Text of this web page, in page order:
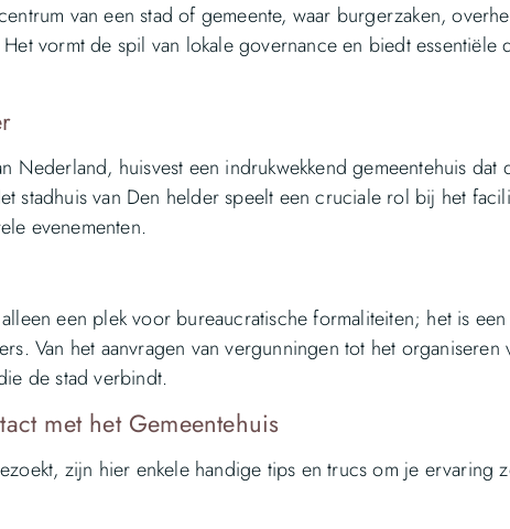
van een stad of gemeente, waar burgerzaken,
vormt de spil van lokale governance en biedt essentiële
Nederland, huisvest een indrukwekkend gemeentehuis dat
stadhuis van Den helder speelt een cruciale rol bij het
evenementen.
een plek voor bureaucratische formaliteiten; het is
Van het aanvragen van vergunningen tot het organiseren
de stad verbindt.
met het Gemeentehuis
zijn hier enkele handige tips en trucs om je ervaring